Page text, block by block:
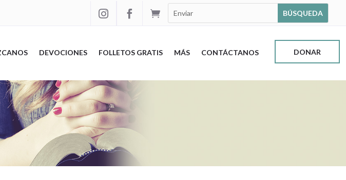



DEVOCIONES FOLLETOS GRATIS MÁS CONTÁCTANOS DONAR